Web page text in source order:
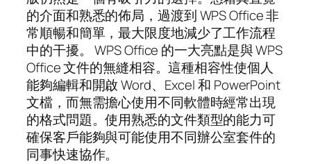
的介面和熟悉的佈局，過渡到 WPS Office 非
常順暢和簡單，最大限度地減少了工作流程
中的干擾。 WPS Office 的一大亮點是與 WPS
Office 文件的無縫相容。這種相容性使個人
能夠編輯和開啟 Word、Excel 和 PowerPoint
文檔，而無需擔心使用不同軟體時經常出現
的格式問題。使用熟悉的文件類型的能力可
確保客戶能夠與可能使用不同辦公室套件的
同事快速協作。